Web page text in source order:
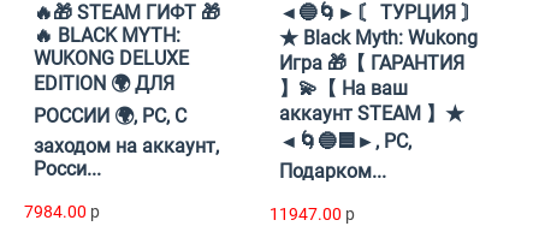
🔥🎁 STEAM ГИФТ 🎁
🔥 BLACK MYTH:
WUKONG DELUXE
EDITION 🌍 ДЛЯ
РОССИИ 🌍, PC, С
заходом на аккаунт,
Росси...
7984.00 p
◄🔵🌀►〘 ТУРЦИЯ 〙
★ Black Myth: Wukong
Игра 🎁【 ГАРАНТИЯ
】💫【 На ваш
аккаунт STEAM 】★
◄🌀🔵🟦►, PC,
Подарком...
11947.00 p